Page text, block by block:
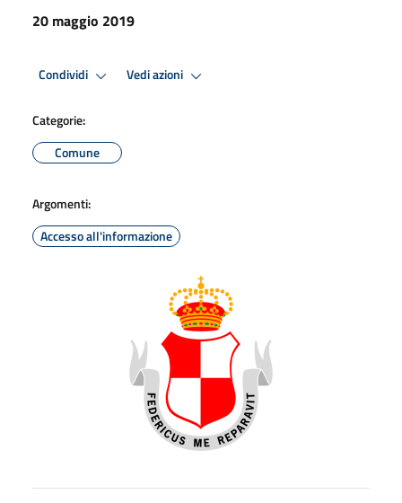
20 maggio 2019
Condividi Vedi azioni
Categorie:
Comune
Argomenti:
Accesso all'informazione